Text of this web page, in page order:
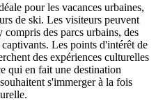
pour les vacances urbaines,
de ski. Les visiteurs peuvent
des parcs urbains, des
captivants. Les points d'intérêt de
des expériences culturelles
qui en fait une destination
s'immerger à la fois